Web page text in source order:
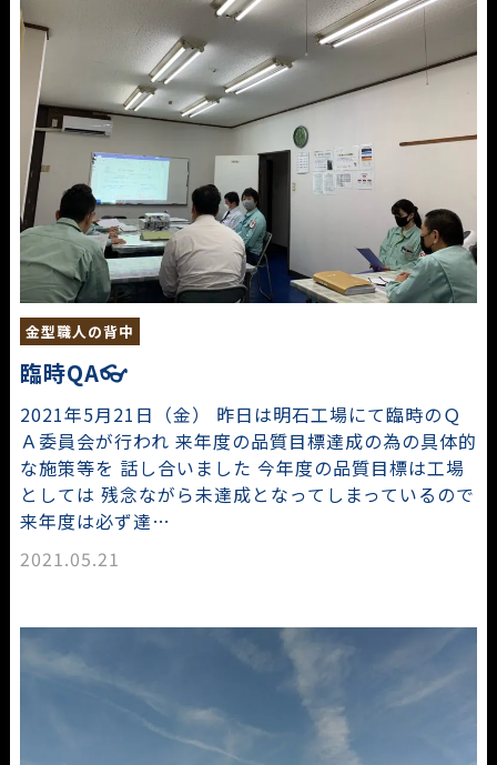
金型職人の背中
臨時QA👓
2021年5月21日（金） 昨日は明石工場にて臨時のＱ
Ａ委員会が行われ 来年度の品質目標達成の為の具体的
な施策等を 話し合いました 今年度の品質目標は工場
としては 残念ながら未達成となってしまっているので
来年度は必ず達…
2021.05.21